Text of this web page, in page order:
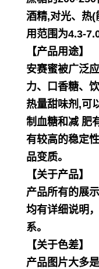
酒精,对光、热
用范围为4.3-7.0
【产品用途】
安赛蜜被广泛
力、口香糖、
热量甜味剂,可
制血糖和减 肥
有较高的稳定
品变质。
【关于产品】
产品所有的展
均有详细说明
系。
【关于色差】
产品图片大多